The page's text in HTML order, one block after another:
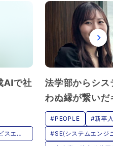
AIで社
スエン
法学部からシ
わぬ縁が繋いだ
#PEOPLE
#新卒
#SE(システムエンジ
ジニア)
#官公庁・地方公共団